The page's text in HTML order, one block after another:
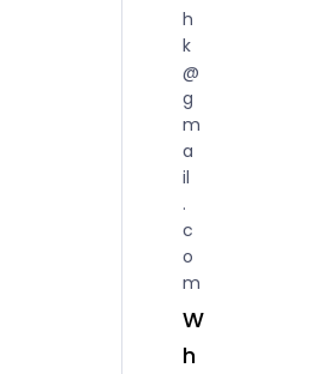
h
k
@
g
m
a
il
.
c
o
m
W
h